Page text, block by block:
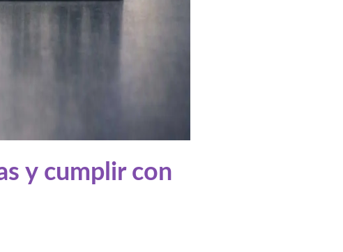
y cumplir con